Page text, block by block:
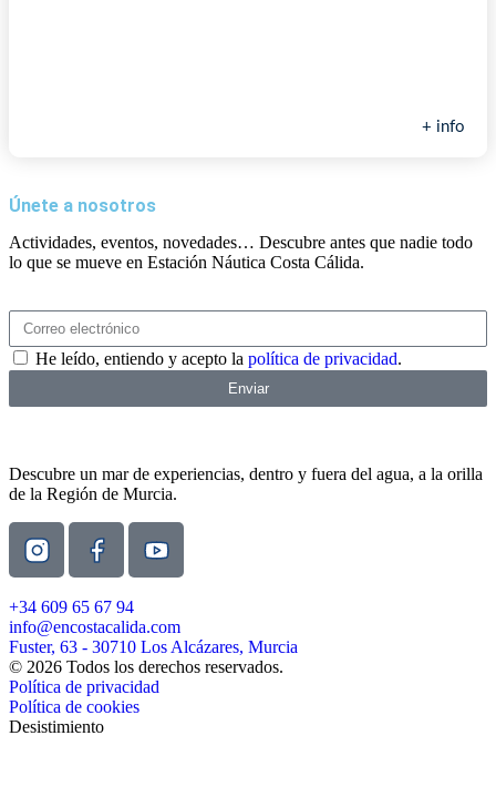
+ info
Únete a nosotros
Actividades, eventos, novedades… Descubre antes que nadie todo
lo que se mueve en Estación Náutica Costa Cálida.
He leído, entiendo y acepto la política de privacidad.
Enviar
Descubre un mar de experiencias, dentro y fuera del agua, a la orilla
de la Región de Murcia.
+34 609 65 67 94
info@encostacalida.com
Fuster, 63 - 30710 Los Alcázares, Murcia
© 2026 Todos los derechos reservados.
Política de privacidad
Política de cookies
Desistimiento